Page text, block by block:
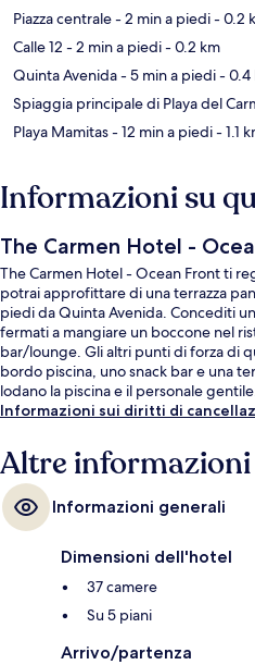
Piazza centrale- 2 min a piedi- 0.2
Calle 12 - 2 min a piedi- 0.2 km
Quinta Avenida- 5 min a piedi- 0.4
Spiaggia principale di Playa del
Playa Mamitas- 12 min a piedi- 1.1
Informazioni su
The Carmen Hotel -
The Carmen Hotel - Ocean Front ti
potrai approfittare di una terrazza
piedi da Quinta Avenida. Concediti
fermati a mangiare un boccone nel
bar/lounge. Gli altri punti di forza di
bordo piscina, uno snack bar e una
lodano la piscina e il personale
Informazioni sui diritti di
Altre
Informazioni generali
Dimensioni dell'hotel
37 camere
Su 5 piani
Arrivo/partenza